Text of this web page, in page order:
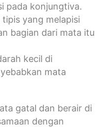
pada konjungtiva.
yang melapisi
bagian dari mata itu
kecil di
mata
gatal dan berair di
dengan